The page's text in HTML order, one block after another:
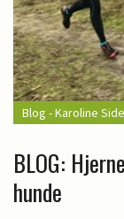
Blog - Karoline
BLOG:
hunde